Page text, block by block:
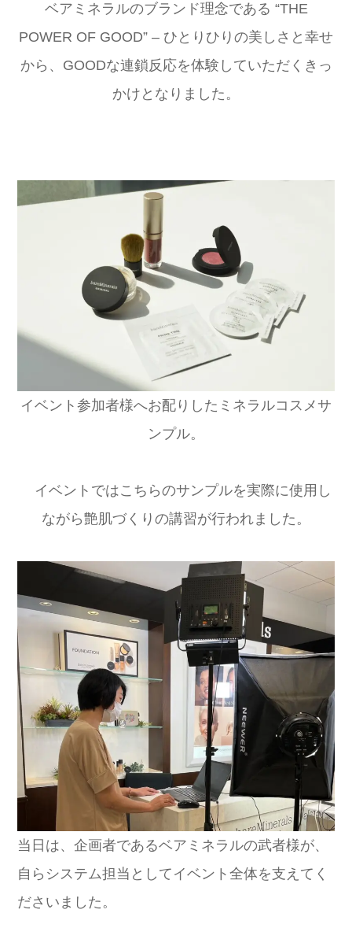
ベアミネラルのブランド理念である “THE
POWER OF GOOD” – ひとりひりの美しさと幸せ
から、GOODな連鎖反応を体験していただくきっ
かけとなりました。
イベント参加者様へお配りしたミネラルコスメサ
ンプル。
イベントではこちらのサンプルを実際に使用し
ながら艶肌づくりの講習が行われました。
当日は、企画者であるベアミネラルの武者様が、
自らシステム担当としてイベント全体を支えてく
ださいました。